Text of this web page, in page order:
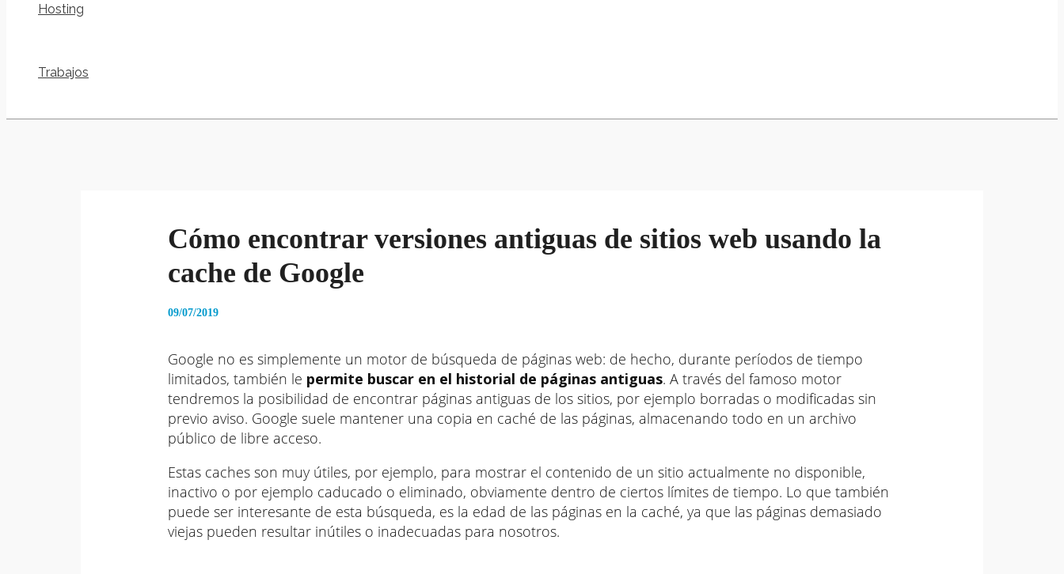
Hosting
Trabajos
Cómo encontrar versiones antiguas de sitios web usando la
cache de Google
09/07/2019
Google no es simplemente un motor de búsqueda de páginas web: de hecho, durante períodos de tiempo
limitados, también le permite buscar en el historial de páginas antiguas. A través del famoso motor
tendremos la posibilidad de encontrar páginas antiguas de los sitios, por ejemplo borradas o modificadas sin
previo aviso. Google suele mantener una copia en caché de las páginas, almacenando todo en un archivo
público de libre acceso.
Estas caches son muy útiles, por ejemplo, para mostrar el contenido de un sitio actualmente no disponible,
inactivo o por ejemplo caducado o eliminado, obviamente dentro de ciertos límites de tiempo. Lo que también
puede ser interesante de esta búsqueda, es la edad de las páginas en la caché, ya que las páginas demasiado
viejas pueden resultar inútiles o inadecuadas para nosotros.